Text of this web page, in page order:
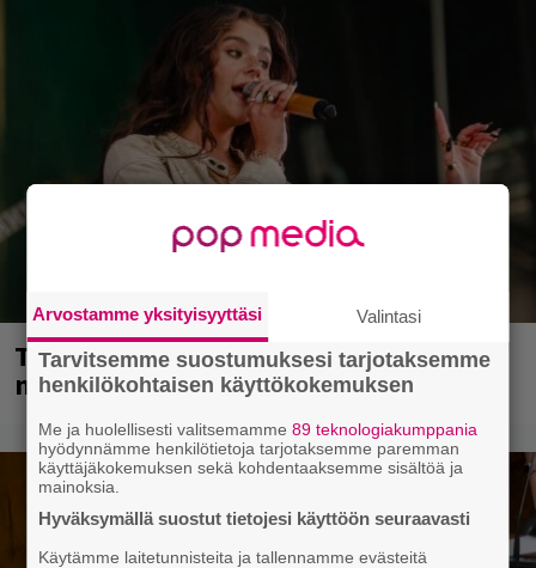
Tampereella sunnuntaina superpäivä –
nämä artistit mukana
Arvostamme yksityisyyttäsi Valintasi
Tarvitsemme suostumuksesi tarjotaksemme
henkilökohtaisen käyttökokemuksen
Me ja huolellisesti valitsemamme89 teknologiakumppania
hyödynnämme henkilötietoja tarjotaksemme paremman
käyttäjäkokemuksen sekä kohdentaaksemme sisältöä ja
mainoksia.
Hyväksymällä suostut tietojesi käyttöön seuraavasti
Käytämme laitetunnisteita ja tallennamme evästeitä